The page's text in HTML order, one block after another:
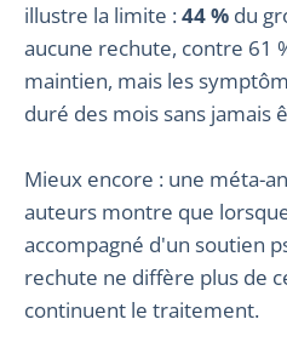
illustre la limite :44 % du
aucune rechute, contre 61
maintien, mais les
duré des mois sans jamais
Mieux encore : une méta-
auteurs montre que
accompagné d'un soutien
rechute ne diffère plus de
continuent le traitement.